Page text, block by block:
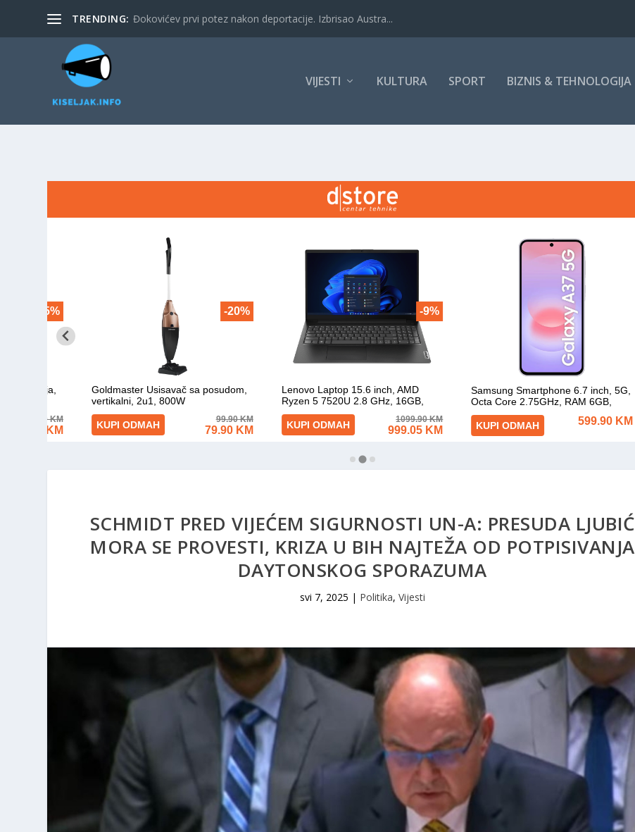
TRENDING: Đokovićev prvi potez nakon deportacije. Izbrisao Austra...
VIJESTI KULTURA SPORT BIZNIS & TEHNOLOGIJA
SCHMIDT PRED VIJEĆEM SIGURNOSTI UN-A: PRESUDA LJUBIĆ
MORA SE PROVESTI, KRIZA U BIH NAJTEŽA OD POTPISIVANJA
DAYTONSKOG SPORAZUMA
svi 7, 2025 | Politika, Vijesti